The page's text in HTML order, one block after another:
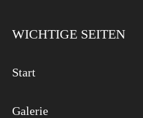
WICHTIGE SEITEN
Start
Galerie